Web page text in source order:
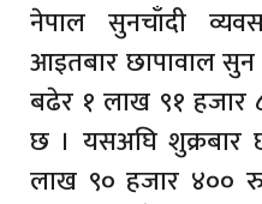
नेपाल सुनचाँदी
आइतबार छापावाल सुन
बढेर १ लाख ९१
छ । यसअघि शुक्रबार
लाख ९० हजार ४००